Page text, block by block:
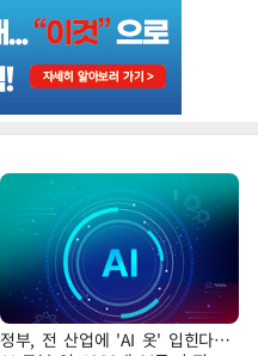
정부, 전 산업에 'AI 옷' 입힌다…